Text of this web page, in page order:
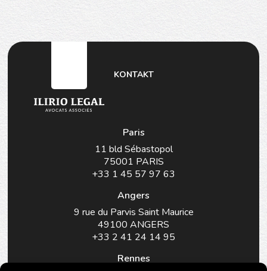
KONTAKT
Paris
11 bld Sébastopol
75001 PARIS
+33 1 45 57 97 63
Angers
9 rue du Parvis Saint Maurice
49100 ANGERS
+33 2 41 24 14 95
Rennes